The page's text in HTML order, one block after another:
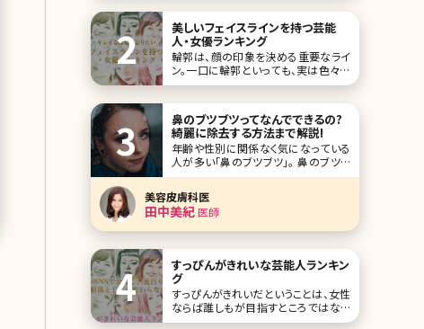
美しいフェイスラインを持つ芸能
人・女優ランキング
輪郭は、顔の印象を決める重要なライ
ン。一口に輪郭といっても、実は色々あ
ります。頬から顎にかけてのフェイスラ
ン）、額の丸みなどです。今回は、頬から
顎にかけてのフェイスラインに注目。美
しいフェイスラインをお持ちの芸能人・
女優さんをラ
鼻のブツブツってなんでできるの?
綺麗に除去する方法まで解説!
年齢や性別に関係なく気になっている
人が多い「鼻のブツブツ」。 鼻のブツブ
ツがあるとメイクは綺麗に決まりにく
いし、なんだか清潔感に欠ける印象に。
そして鼻は顔の中心部分なので他人か
ら目につきやすく、接近戦では特に目立
ってしまいます。 そんなみんなのお悩
美容皮膚科医
田中美紀医師
すっぴんがきれいな芸能人ランキン
グ
すっぴんがきれいだということは、女性
ならば誰しもが目指すところではない
でしょうか。 メイクするにも、素肌のき